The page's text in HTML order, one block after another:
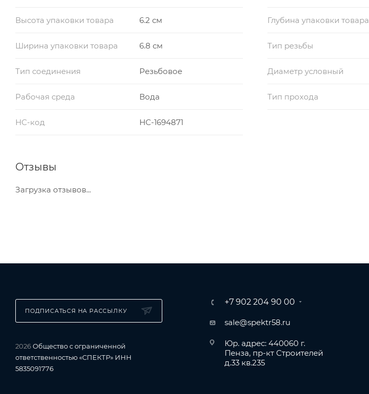
Высота упаковки товара 6.2 см Глубина упаковки товара
Ширина упаковки товара 6.8 см Тип резьбы
Тип соединения Резьбовое Диаметр условный
Рабочая среда Вода Тип прохода
НС-код НС-1694871
Отзывы
Загрузка отзывов...
ПОДПИСАТЬСЯ НА РАССЫЛКУ
2026Общество с ограниченной
ответственностью «СПЕКТР» ИНН
5835091776
+7 902 204 90 00
sale@spektr58.ru
Юр. адрес: 440060 г.
Пенза, пр-кт Строителей
д.33 кв.235